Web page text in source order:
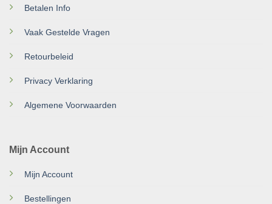
Betalen Info
Vaak Gestelde Vragen
Retourbeleid
Privacy Verklaring
Algemene Voorwaarden
Mijn Account
Mijn Account
Bestellingen